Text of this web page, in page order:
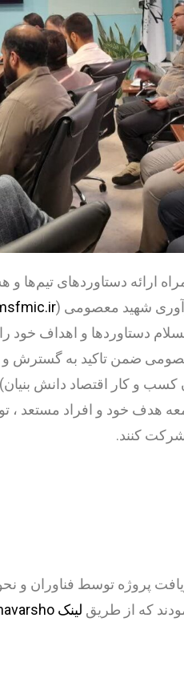
دستاوردهای تیم‌ها و
دستاوردها و اهداف خود
ضمن تاکید به گسترش و
و کار اقتصاد دانش بنیان)
خود و افراد مستعد ،
کنند.
که از طریق لینک msfmic.ir/fanavarsho